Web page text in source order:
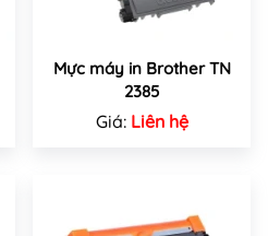
Mực máy in Brother TN
2385
Giá: Liên hệ